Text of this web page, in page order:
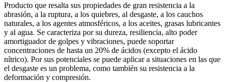
Producto que resalta sus propiedades de gran resistencia a la
abrasión, a la ruptura, a los quiebres, al desgaste, a los cauchos
naturales, a los agentes atmosféricos, a los aceites, grasas lubricantes
y al agua. Se caracteriza por su dureza, resiliencia, alto poder
amortiguador de golpes y vibraciones, puede soportar
concentraciones de hasta un 20% de ácidos (excepto el ácido
nítrico). Por sus potenciales se puede aplicar a situaciones en las que
el desgaste es un problema, como también su resistencia a la
deformación y compresión.